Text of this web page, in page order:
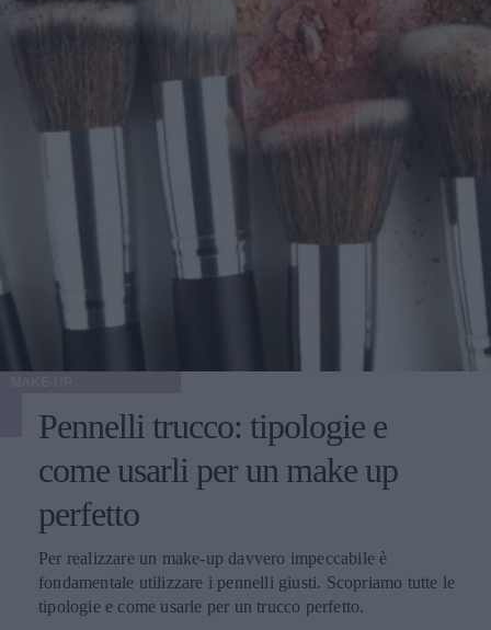
Pennelli trucco: tipologie e
come usarli per un make up
perfetto
Per realizzare un make-up davvero impeccabile è
fondamentale utilizzare i pennelli giusti. Scopriamo tutte le
tipologie e come usarle per un trucco perfetto.